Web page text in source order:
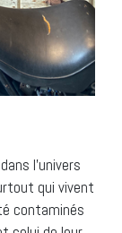
l’univers
qui vivent
contaminés